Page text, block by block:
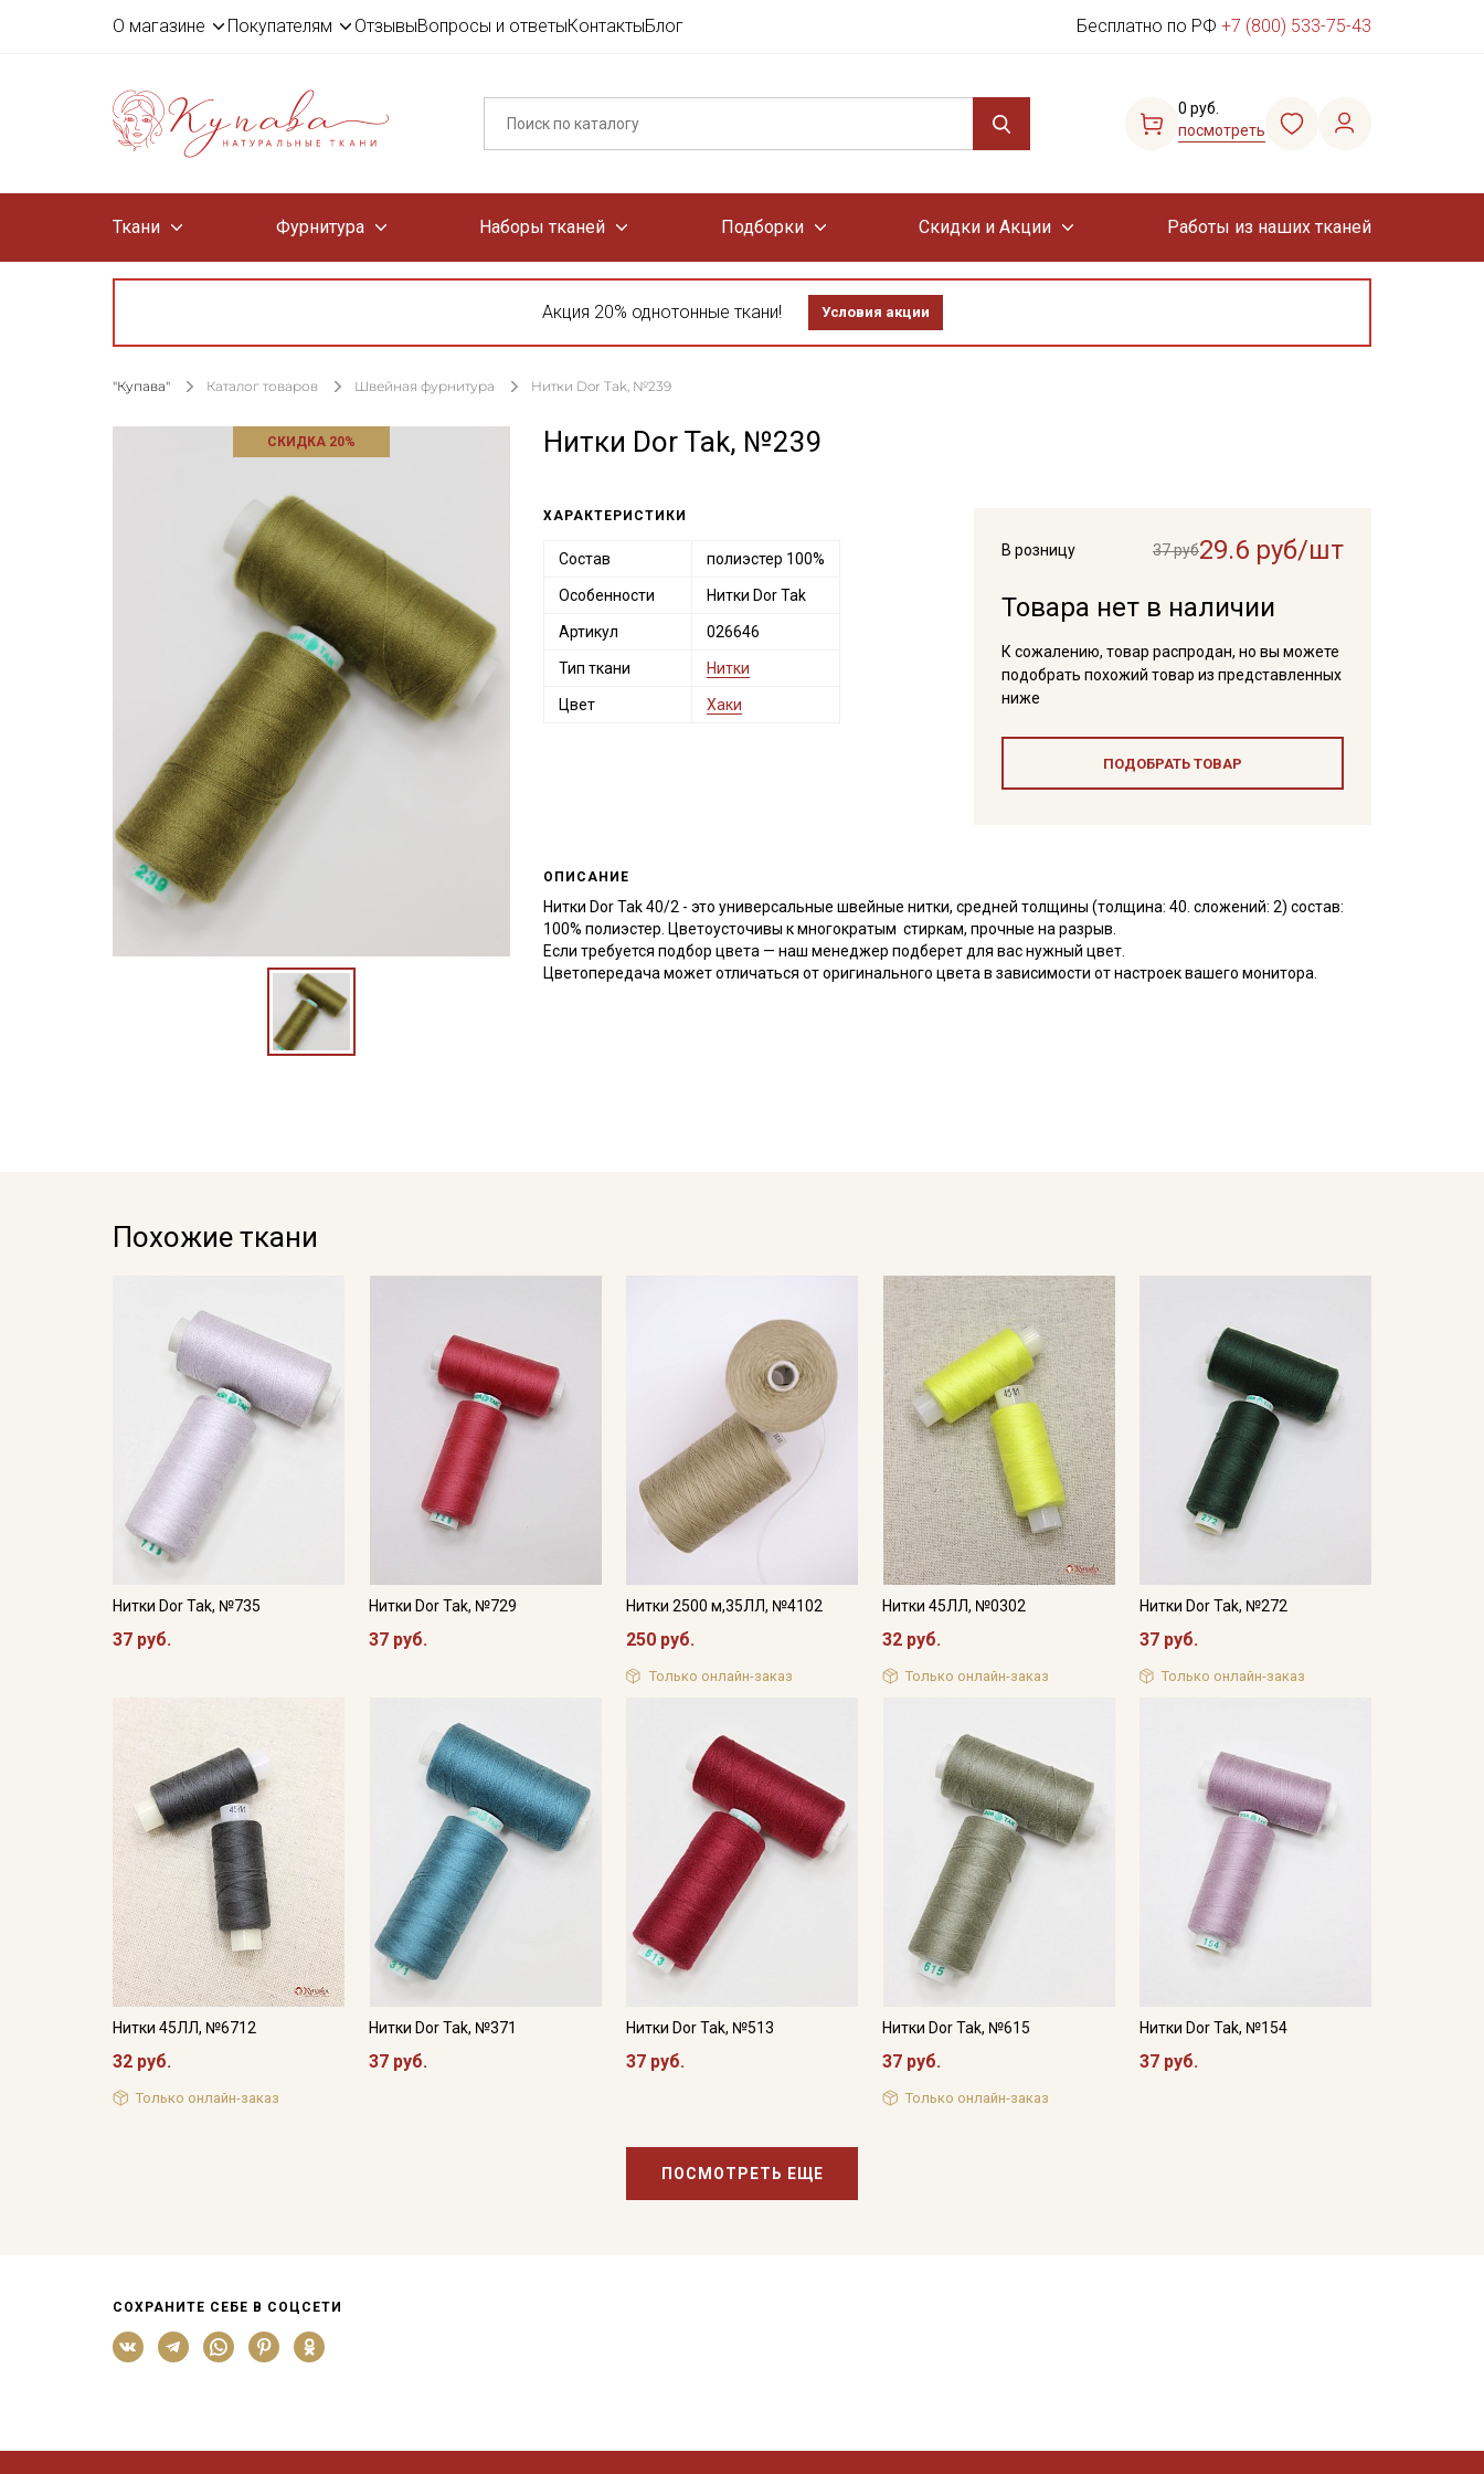
О магазине Покупателям ОтзывыВопросы и ответыКонтактыБлог Бесплатно по РФ +7 (800) 533-75-43
0 руб.
посмотреть
Ткани Фурнитура Наборы тканей Подборки Скидки и Акции Работы из наших тканей
Акция 20% однотонные ткани! Условия акции
"Купава" Каталог товаров Швейная фурнитура Нитки Dor Tak, №239
СКИДКА 20% Нитки Dor Tak, №239
В розницу 37 руб29.6 руб/шт
Товара нет в наличии
К сожалению, товар распродан, но вы можете
подобрать похожий товар из представленных
ниже
ПОДОБРАТЬ ТОВАР
ХАРАКТЕРИСТИКИ
Состав полиэстер 100%
Особенности Нитки Dor Tak
Артикул 026646
Тип ткани Нитки
Цвет Хаки
ОПИСАНИЕ
Нитки Dor Tak 40/2 - это универсальные швейные нитки, средней толщины (толщина: 40. сложений: 2) состав:
100% полиэстер. Цветоусточивы к многократым стиркам, прочные на разрыв.
Если требуется подбор цвета — наш менеджер подберет для вас нужный цвет.
Цветопередача может отличаться от оригинального цвета в зависимости от настроек вашего монитора.
Похожие ткани
Нитки Dor Tak, №735
37 руб.
Нитки Dor Tak, №729
37 руб.
Нитки 2500 м,35ЛЛ, №4102
250 руб.
Только онлайн-заказ
Нитки 45ЛЛ, №0302
32 руб.
Только онлайн-заказ
Нитки Dor Tak, №272
37 руб.
Только онлайн-заказ
Нитки 45ЛЛ, №6712
32 руб.
Только онлайн-заказ
Нитки Dor Tak, №371
37 руб.
Нитки Dor Tak, №513
37 руб.
Нитки Dor Tak, №615
37 руб.
Только онлайн-заказ
Нитки Dor Tak, №154
37 руб.
ПОСМОТРЕТЬ ЕЩЕ
СОХРАНИТЕ СЕБЕ В СОЦСЕТИ
Мы публикуем здесь дополнительные
промокоды и скидки до 30% на узкие
категории тканей
Электронная почта
Подписаться
Политикой обработки персональных
данных
и даю
Согласие на обработку персональных
Согласие на получение рекламных и